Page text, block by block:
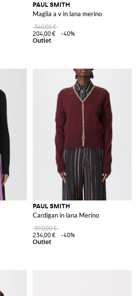
PAUL SMITH
Maglia a v in lana merino
340,00 €
204,00 €
-40%
PAUL SMITH
Cardigan in lana Merino
390,00 €
234,00 €
-40%